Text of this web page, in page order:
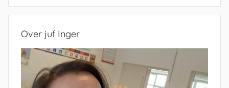
Over juf Inger